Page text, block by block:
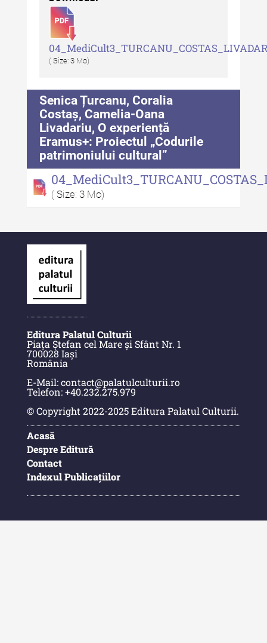
Contact
Indexul Publicațiilor
( Size: 3 Mo)
Senica Țurcanu, Coralia
Costaș, Camelia-Oana
Livadariu, O experiență
Eramus+: Proiectul „Codurile
patrimoniului cultural”
( Size: 3 Mo)
Editura Palatul Culturii
Piața Ștefan cel Mare și Sfânt Nr. 1
700028 Iași
România
E-Mail: contact@palatulculturii.ro
Telefon: +40.232.275.979
© Copyright 2022-2025 Editura Palatul Culturii.
Acasă
Despre Editură
Contact
Indexul Publicațiilor